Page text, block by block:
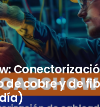
de cobre y de